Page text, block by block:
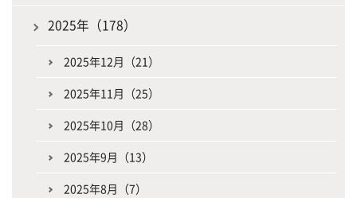
2025年（178）
2025年12月（21）
2025年11月（25）
2025年10月（28）
2025年9月（13）
2025年8月（7）